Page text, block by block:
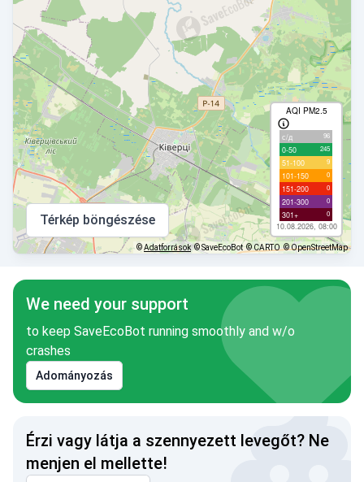
AQI PM2.5
с/д 96
0-50 245
51-100 9
101-150 0
151-200 0
201-300 0
301+ 0
10.08.2026, 08:00
Térkép böngészése
©Adatforrások © SaveEcoBot © CARTO © OpenStreetMap
We need your support
to keep SaveEcoBot running smoothly and w/o
crashes
Adományozás
Érzi vagy látja a szennyezett levegőt? Ne
menjen el mellette!